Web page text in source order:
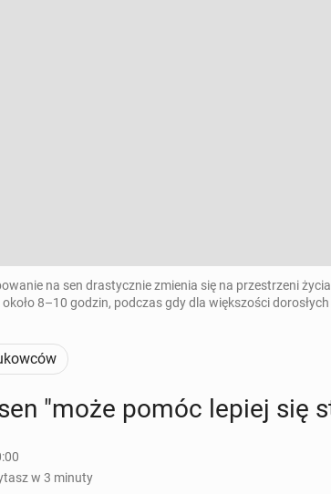
na sen drastycznie zmienia się na przestrzeni
8–10 godzin, podczas gdy dla większości
"może pomóc lepiej się
w 3 minuty